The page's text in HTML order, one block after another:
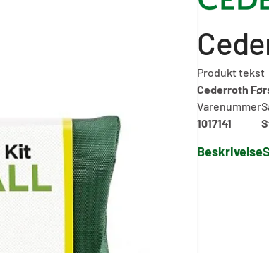
Produkt tekst
Cederroth
Varenummer
1017141
Beskrivelse